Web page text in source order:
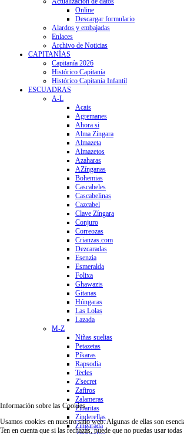
Online
Descargar formulario
Alardos y embajadas
Enlaces
Archivo de Noticias
CAPITANÍAS
Capitanía 2026
Histórico Capitanía
Histórico Capitanía Infantil
ESCUADRAS
A-L
Acais
Agremanes
Ahora si
Alma Zíngara
Almazeta
Almazetos
Azaharas
AZínganas
Bohemias
Cascabeles
Cascabelinas
Cazcabel
Clave Zíngara
Conjuro
Correozas
Crianzas.com
Dezcaradas
Esenzia
Esmeralda
Folixa
Ghawazis
Gitanas
Húngaras
Las Lolas
Lazada
M-Z
Niñas sueltas
Petazetas
Píkaras
Rapsodia
Tecles
Z'secret
Zafiros
Zalameras
Zibaritas
Zinderellas
Zingarada
Información sobre las Cookies
Usamos cookies en nuestro sitio web. Algunas de ellas son
Ten en cuenta que si las rechazas, puede que no puedas usar